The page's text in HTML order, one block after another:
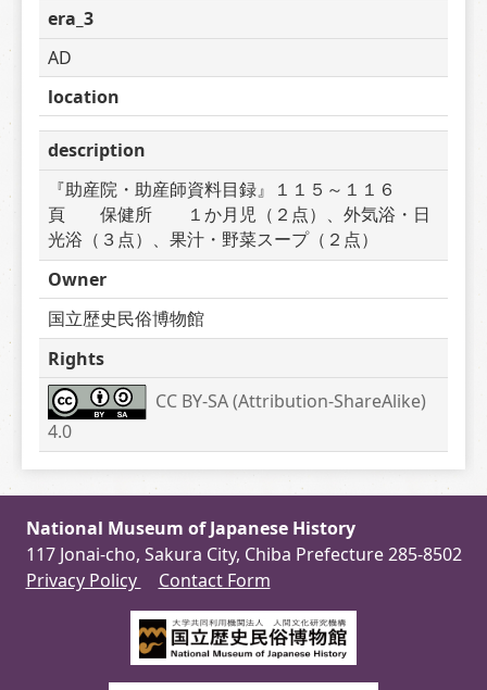
era_3
AD
location
description
『助産院・助産師資料目録』１１５～１１６
頁　　保健所　　１か月児（２点）、外気浴・日
光浴（３点）、果汁・野菜スープ（２点）
Owner
国立歴史民俗博物館
Rights
CC BY-SA (Attribution-ShareAlike)
4.0
National Museum of Japanese History
117 Jonai-cho, Sakura City, Chiba Prefecture 285-8502
Privacy Policy
Contact Form